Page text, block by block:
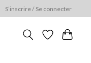
S’inscrire / Se connecter